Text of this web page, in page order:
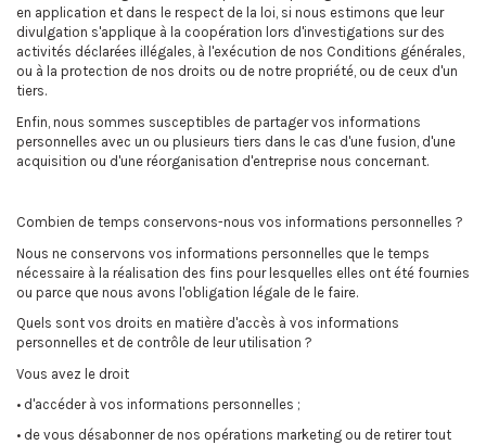
en application et dans le respect de la loi, si nous estimons que leur
divulgation s'applique à la coopération lors d'investigations sur des
activités déclarées illégales, à l'exécution de nos Conditions générales,
ou à la protection de nos droits ou de notre propriété, ou de ceux d'un
tiers.
Enfin, nous sommes susceptibles de partager vos informations
personnelles avec un ou plusieurs tiers dans le cas d'une fusion, d'une
acquisition ou d'une réorganisation d'entreprise nous concernant.
Combien de temps conservons-nous vos informations personnelles ?
Nous ne conservons vos informations personnelles que le temps
nécessaire à la réalisation des fins pour lesquelles elles ont été fournies
ou parce que nous avons l'obligation légale de le faire.
Quels sont vos droits en matière d'accès à vos informations
personnelles et de contrôle de leur utilisation ?
Vous avez le droit
• d'accéder à vos informations personnelles ;
• de vous désabonner de nos opérations marketing ou de retirer tout